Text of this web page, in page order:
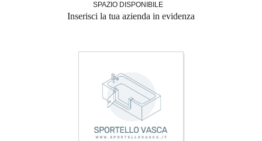
SPAZIO DISPONIBILE
Inserisci la tua azienda in evidenza